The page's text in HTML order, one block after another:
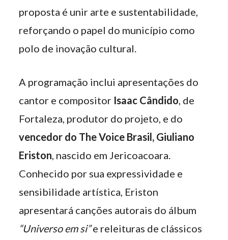
proposta é unir arte e sustentabilidade,
reforçando o papel do município como
polo de inovação cultural.
A programação inclui apresentações do
cantor e compositor Isaac Cândido, de
Fortaleza, produtor do projeto, e do
vencedor do The Voice Brasil, Giuliano
Eriston, nascido em Jericoacoara.
Conhecido por sua expressividade e
sensibilidade artística, Eriston
apresentará canções autorais do álbum
“Universo em si”e releituras de clássicos